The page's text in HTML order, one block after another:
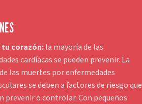
corazón:la mayoría de las
cardíacas se pueden prevenir. La
las muertes por enfermedades
se deben a factores de riesgo que
prevenir o controlar. Con pequeños